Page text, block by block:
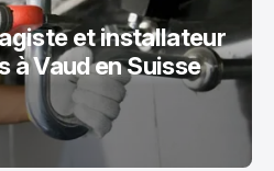
et installateur
à Vaud en Suisse